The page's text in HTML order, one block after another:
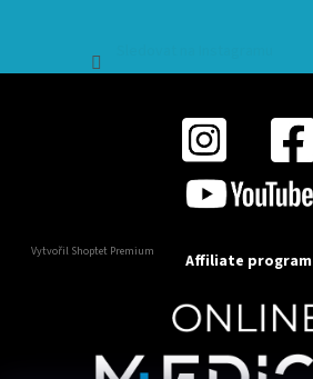
Vytvořil Shoptet Premium Affiliate program